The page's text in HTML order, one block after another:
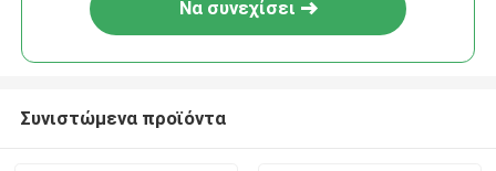
Να συνεχίσει
Συνιστώμενα προϊόντα